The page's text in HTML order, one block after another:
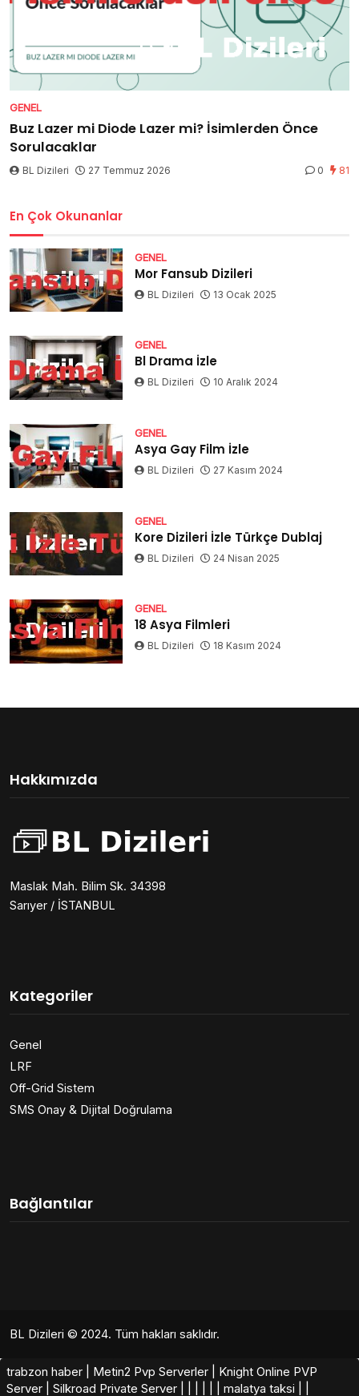
GENEL
Buz Lazer mi Diode Lazer mi? İsimlerden Önce
Sorulacaklar
BL Dizileri 27 Temmuz 2026 0 81
En Çok Okunanlar
GENEL
Mor Fansub Dizileri
BL Dizileri 13 Ocak 2025
GENEL
Bl Drama İzle
BL Dizileri 10 Aralık 2024
GENEL
Asya Gay Film İzle
BL Dizileri 27 Kasım 2024
GENEL
Kore Dizileri İzle Türkçe Dublaj
BL Dizileri 24 Nisan 2025
GENEL
18 Asya Filmleri
BL Dizileri 18 Kasım 2024
Hakkımızda
Maslak Mah. Bilim Sk. 34398
Sarıyer / İSTANBUL
Kategoriler
Genel
LRF
Off-Grid Sistem
SMS Onay & Dijital Doğrulama
Bağlantılar
BL Dizileri © 2024. Tüm hakları saklıdır.
trabzon haber Metin2 Pvp Serverler
Knight Online PVP
Server
Silkroad Private Server​ malatya taksi